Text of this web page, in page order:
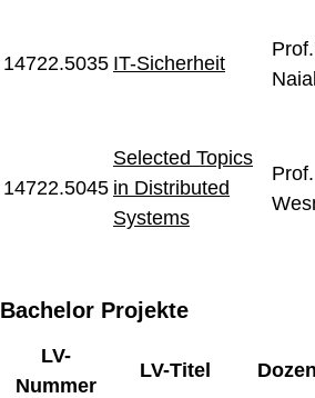
14722.5035 IT-Sicherheit
14722.5045
Selected Topics
in Distributed
Systems
Bachelor Projekte
LV-
Nummer
LV-Titel